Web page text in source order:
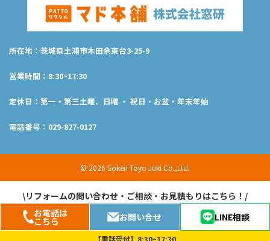
所在地：茨城県土浦市木田余東台3-25-9
営業時間：8:30~17:30
定休日：第一・第三土曜、日曜 ・ 祝日・お盆・年末年始
電話番号：029-827-0127
© 2026 Soken Toyo Juki Co.,Ltd.
\リフォームの問い合わせ・ご相談・お見積もりはこちら！/
お電話は
こちら お問い合せ LINE相談
【電話受付】8:30~17:30